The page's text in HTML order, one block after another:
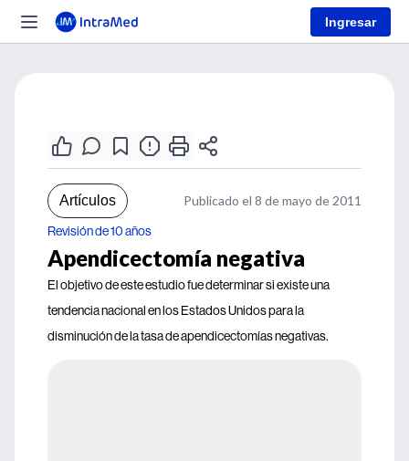
Ingresar
Artículos Publicado el 8 de mayo de 2011
Revisión de 10 años
Apendicectomía negativa
El objetivo de este estudio fue determinar si existe una
tendencia nacional en los Estados Unidos para la
disminución de la tasa de apendicectomías negativas.